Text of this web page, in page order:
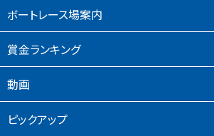
ボートレース場案内
賞⾦ランキング
動画
ピックアップ